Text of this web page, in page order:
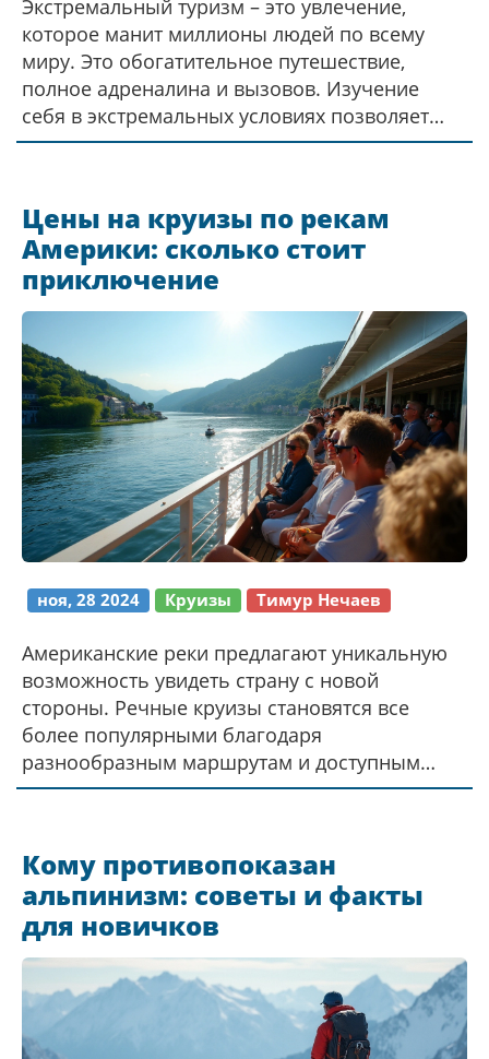
Экстремальный туризм – это увлечение,
которое манит миллионы людей по всему
миру. Это обогатительное путешествие,
полное адреналина и вызовов. Изучение
себя в экстремальных условиях позволяет
ощутить необычайный прилив энергии и
привлекает людей к экстриму, как
подготовиться к подобным путешествиям, а
также поделимся интересными фактами о тех,
кто не представляет жизни без острых
Цены на круизы по рекам
Америки: сколько стоит
приключение
ноя, 28 2024 Круизы Тимур Нечаев
Американские реки предлагают уникальную
возможность увидеть страну с новой
стороны. Речные круизы становятся все
более популярными благодаря
разнообразным маршрутам и доступным
ценам. Стоимость круиза может
Путешествие по реке раскрывает красоту
природы и богатую историю региона. Это
отличный выбор для тех, кто ищет спокойный
отдых с элементами приключения.
Кому противопоказан
альпинизм: советы и факты
для новичков